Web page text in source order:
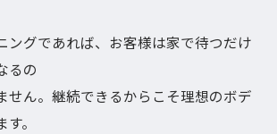
ングであれば、お客様は家で待つだけ
るの
せん。継続できるからこそ理想のボデ
。